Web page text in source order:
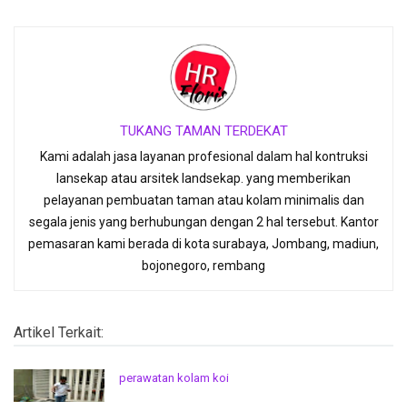
TUKANG TAMAN TERDEKAT
Kami adalah jasa layanan profesional dalam hal kontruksi
lansekap atau arsitek landsekap. yang memberikan
pelayanan pembuatan taman atau kolam minimalis dan
segala jenis yang berhubungan dengan 2 hal tersebut. Kantor
pemasaran kami berada di kota surabaya, Jombang, madiun,
bojonegoro, rembang
Artikel Terkait:
perawatan kolam koi